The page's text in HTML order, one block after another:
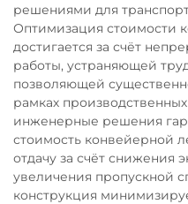
решениями для
Оптимизация стоимости
достигается за счёт
работы, устраняющей
позволяющей
рамках
инженерные решения
стоимость конвейерной
отдачу за счёт снижения
увеличения пропускной
конструкция